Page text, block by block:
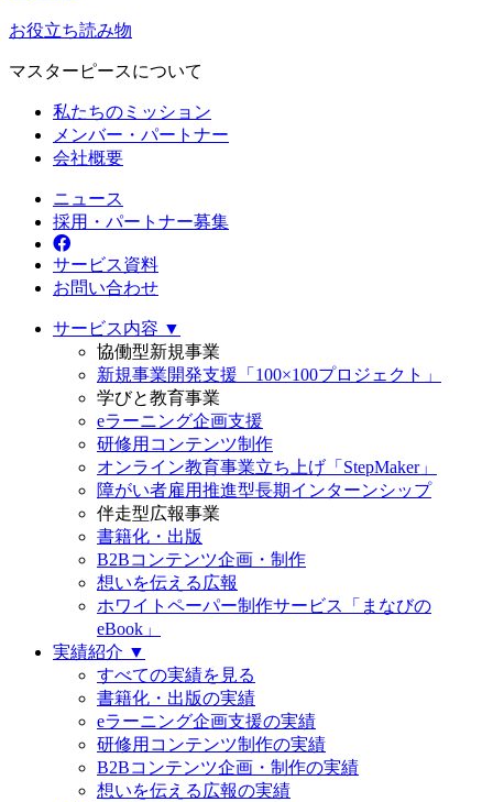
お役立ち読み物
マスターピースについて
私たちのミッション
メンバー・パートナー
会社概要
ニュース
採用・パートナー募集
サービス資料
お問い合わせ
サービス内容 ▼
協働型新規事業
新規事業開発支援「100×100プロジェクト」
学びと教育事業
eラーニング企画支援
研修用コンテンツ制作
オンライン教育事業立ち上げ「StepMaker」
障がい者雇用推進型長期インターンシップ
伴走型広報事業
書籍化・出版
B2Bコンテンツ企画・制作
想いを伝える広報
ホワイトペーパー制作サービス「まなびの
eBook」
実績紹介 ▼
すべての実績を見る
書籍化・出版の実績
eラーニング企画支援の実績
研修用コンテンツ制作の実績
B2Bコンテンツ企画・制作の実績
想いを伝える広報の実績